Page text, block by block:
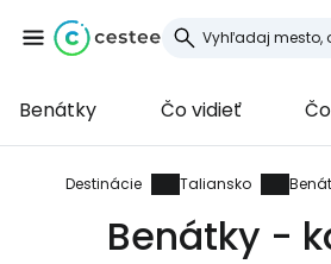
Benátky Čo vidieť
Destinácie Taliansko
Benátky -
Prihláste sa
služby Cestee
... celosvetovej komunity